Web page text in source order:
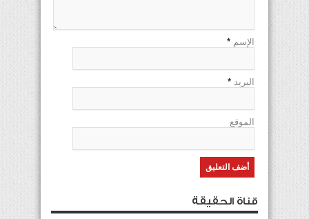
الإسم *
البريد *
الموقع
قناة الحقيقة